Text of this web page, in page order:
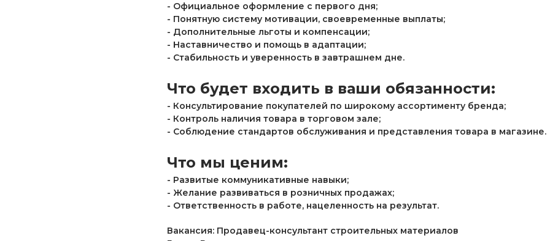
- Официальное оформление с первого дня;
- Понятную систему мотивации, своевременные выплаты;
- Дополнительные льготы и компенсации;
- Наставничество и помощь в адаптации;
- Стабильность и уверенность в завтрашнем дне.
Что будет входить в ваши обязанности:
- Консультирование покупателей по широкому ассортименту бренда;
- Контроль наличия товара в торговом зале;
- Соблюдение стандартов обслуживания и представления товара в магазине.
Что мы ценим:
- Развитые коммуникативные навыки;
- Желание развиваться в розничных продажах;
- Ответственность в работе, нацеленность на результат.
Вакансия: Продавец-консультант строительных материалов